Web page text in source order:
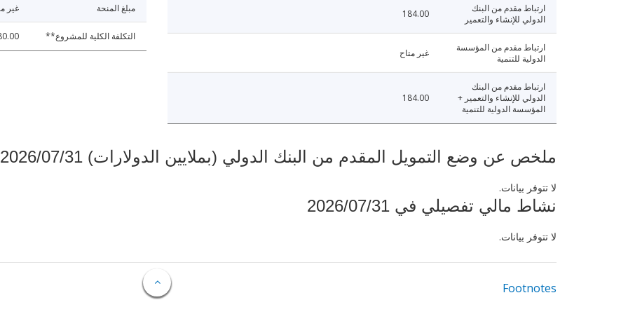
ارتباط مقدم من البنك
الدولي للإنشاء والتعمير
184.00
ارتباط مقدم من المؤسسة
الدولية للتنمية
غير متاح
ارتباط مقدم من البنك
الدولي للإنشاء والتعمير +
المؤسسة الدولية للتنمية
184.00
مبلغ المنحة غير
التكلفة الكلية للمشروع**
ملخص عن وضع التمويل المقدم من البنك الدولي (بملايين الدولارات) 2026/07/31
لا تتوفر بيانات.
نشاط مالي تفصيلي في 2026/07/31
لا تتوفر بيانات.
Footnotes